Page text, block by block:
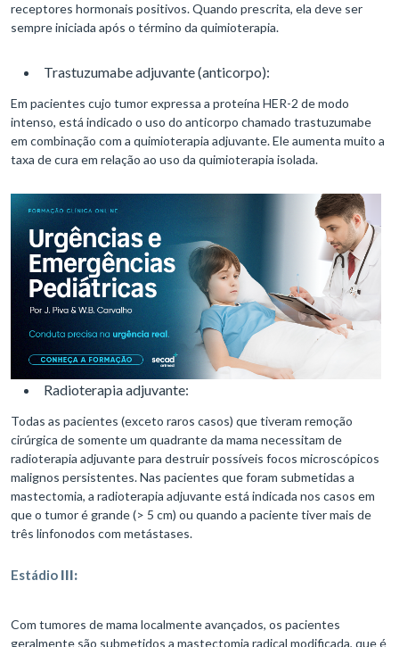
receptores hormonais positivos. Quando prescrita, ela deve ser
sempre iniciada após o término da quimioterapia.
Trastuzumabe adjuvante (anticorpo):
Em pacientes cujo tumor expressa a proteína HER-2 de modo
intenso, está indicado o uso do anticorpo chamado trastuzumabe
em combinação com a quimioterapia adjuvante. Ele aumenta muito a
taxa de cura em relação ao uso da quimioterapia isolada.
Radioterapia adjuvante:
Todas as pacientes (exceto raros casos) que tiveram remoção
cirúrgica de somente um quadrante da mama necessitam de
radioterapia adjuvante para destruir possíveis focos microscópicos
malignos persistentes. Nas pacientes que foram submetidas a
mastectomia, a radioterapia adjuvante está indicada nos casos em
que o tumor é grande (> 5 cm) ou quando a paciente tiver mais de
três linfonodos com metástases.
Estádio III:
Com tumores de mama localmente avançados, os pacientes
geralmente são submetidos a mastectomia radical modificada, que é